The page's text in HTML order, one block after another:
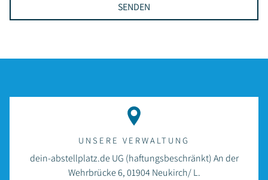
SENDEN
UNSERE VERWALTUNG
dein-abstellplatz.de UG (haftungsbeschränkt) An der
Wehrbrücke 6, 01904 Neukirch/ L.